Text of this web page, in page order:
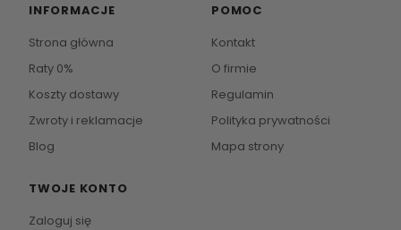
INFORMACJE
Strona główna
Raty 0%
Koszty dostawy
Zwroty i reklamacje
Blog
POMOC
Kontakt
O firmie
Regulamin
Polityka prywatności
Mapa strony
TWOJE KONTO
Zaloguj się